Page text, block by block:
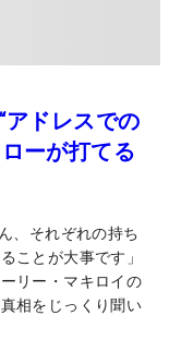
アドレスでの
ーが打てる
、それぞれの持ち
ことが大事です」
リー・マキロイの
相をじっくり聞い